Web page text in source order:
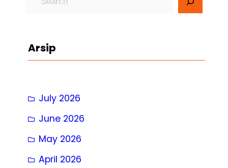
c
Arsip
July 2026
June 2026
May 2026
April 2026